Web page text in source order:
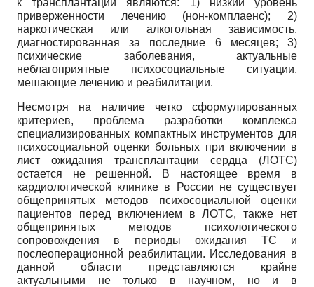
к трансплантации являются: 1) низкий уровень
приверженности лечению (нон-комплаенс); 2)
наркотическая или алкогольная зависимость,
диагностированная за последние 6 месяцев; 3)
психические заболевания, актуальные
неблагоприятные психо­социальные ситуации,
мешающие лечению и реабилитации.
Несмотря на наличие четко сформулированных
критериев, проблема разработки комплекса
специализированных компактных инструментов для
психосоциальной оценки больных при включении в
лист ожидания трансплантации сердца (ЛОТС)
остается не решенной. В настоящее время в
кардиологической клинике в России не существует
общепринятых методов психосоциальной оценки
пациентов перед включением в ЛОТС, также нет
общепринятых методов психологического
сопровождения в периоды ожидания ТС и
послеоперационной реабилитации. Исследования в
данной области представляются крайне
актуальными не только в научном, но и в